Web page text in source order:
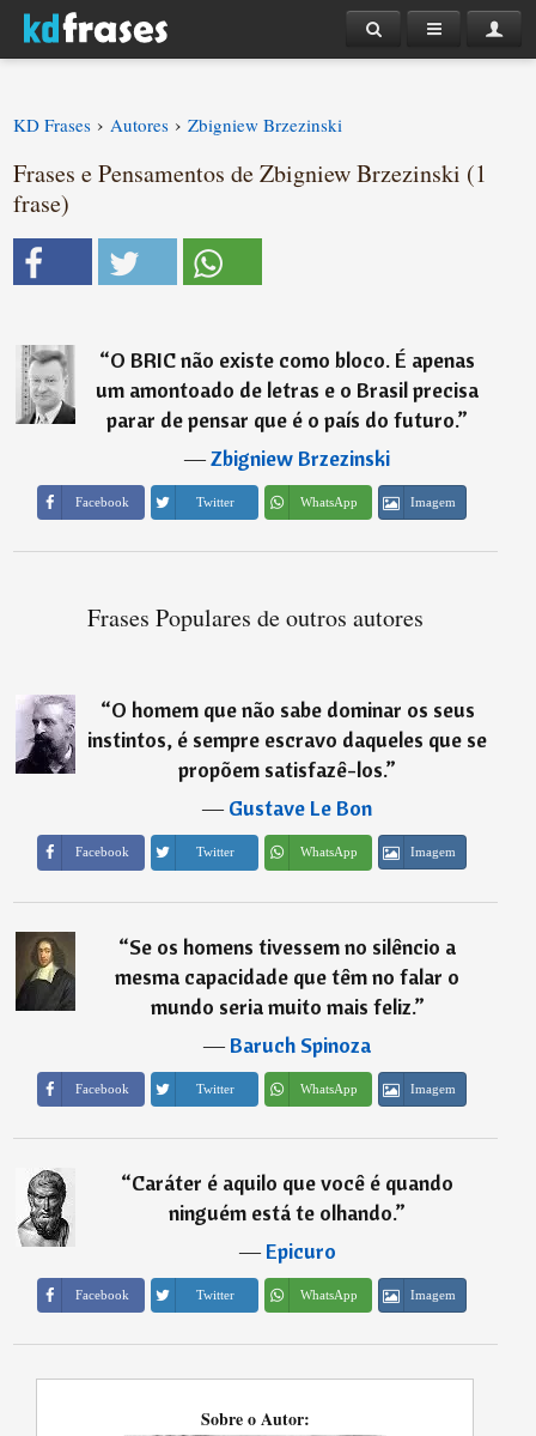
KD Frases › Autores › Zbigniew Brzezinski
Frases e Pensamentos de Zbigniew Brzezinski (1
frase)
“O BRIC não existe como bloco. É apenas
um amontoado de letras e o Brasil precisa
parar de pensar que é o país do futuro.”
―Zbigniew Brzezinski
Facebook Twitter WhatsApp Imagem
Frases Populares de outros autores
“O homem que não sabe dominar os seus
instintos, é sempre escravo daqueles que se
propõem satisfazê-los.”
―Gustave Le Bon
Facebook Twitter WhatsApp Imagem
“Se os homens tivessem no silêncio a
mesma capacidade que têm no falar o
mundo seria muito mais feliz.”
―Baruch Spinoza
Facebook Twitter WhatsApp Imagem
“Caráter é aquilo que você é quando
ninguém está te olhando.”
―Epicuro
Facebook Twitter WhatsApp Imagem
Sobre o Autor: